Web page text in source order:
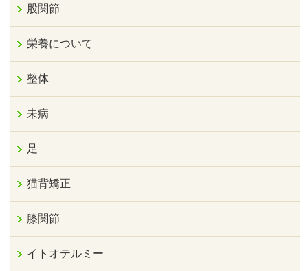
股関節
栄養について
整体
未病
足
猫背矯正
膝関節
イトオテルミー